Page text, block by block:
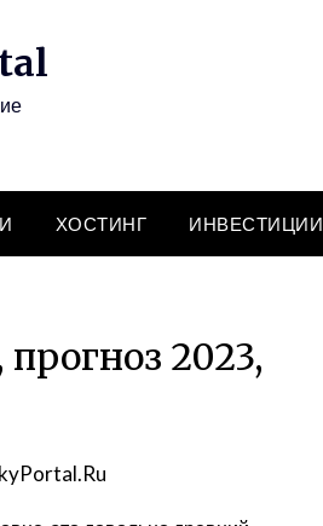
ХОСТИНГ ИНВЕСТИЦИИ
2023,